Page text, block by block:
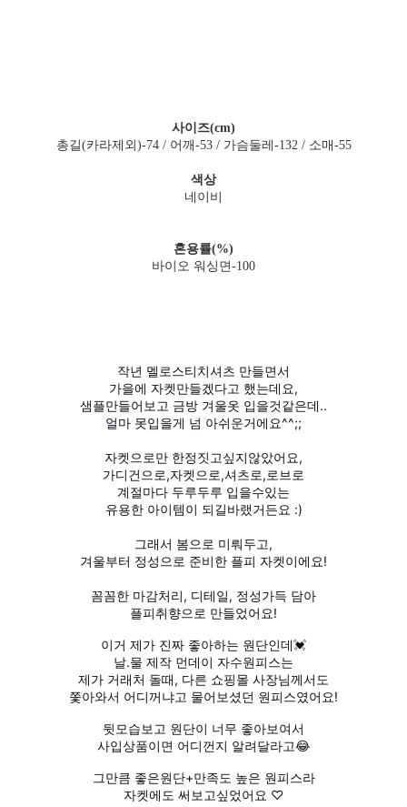
사이즈(cm)
총길(카라제외)-74 / 어깨-53 / 가슴둘레-132 / 소매-55
색상
네이비
혼용률(%)
바이오 워싱면-100
작년 멜로스티치셔츠 만들면서
가을에 자켓만들겠다고 했는데요,
샘플만들어보고 금방 겨울옷 입을것같은데..
얼마 못입을게 넘 아쉬운거에요^^;;
자켓으로만 한정짓고싶지않았어요,
가디건으로,자켓으로,셔츠로,로브로
계절마다 두루두루 입을수있는
유용한 아이템이 되길바랬거든요 :)
그래서 봄으로 미뤄두고,
겨울부터 정성으로 준비한 플피 자켓이에요!
꼼꼼한 마감처리, 디테일, 정성가득 담아
플피취향으로 만들었어요!
이거 제가 진짜 좋아하는 원단인데💓
날.물 제작 먼데이 자수원피스는
제가 거래처 돌때, 다른 쇼핑몰 사장님께서도
쫓아와서 어디꺼냐고 물어보셨던 원피스였어요!
뒷모습보고 원단이 너무 좋아보여서
사입상품이면 어디껀지 알려달라고😂
그만큼 좋은원단+만족도 높은 원피스라
자켓에도 써보고싶었어요 ♡